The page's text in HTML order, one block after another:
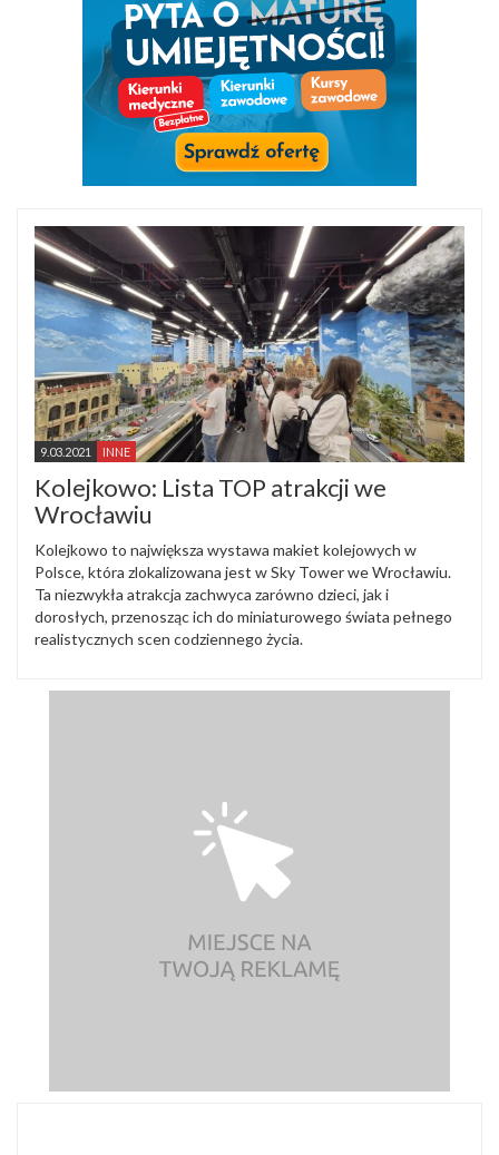
9.03.2021 INNE
Kolejkowo: Lista TOP atrakcji we
Wrocławiu
Kolejkowo to największa wystawa makiet kolejowych w
Polsce, która zlokalizowana jest w Sky Tower we Wrocławiu.
Ta niezwykła atrakcja zachwyca zarówno dzieci, jak i
dorosłych, przenosząc ich do miniaturowego świata pełnego
realistycznych scen codziennego życia.